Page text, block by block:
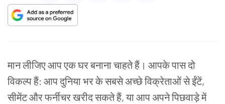
मान लीजिए आप एक घर बनाना चाहते हैं। आपके पास दो
विकल्प हैं: आप दुनिया भर के सबसे अच्छे विक्रेताओं से ईंटें,
सीमेंट और फर्नीचर खरीद सकते हैं, या आप अपने पिछवाड़े में